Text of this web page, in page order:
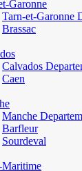
Garonne
Tarn-et-Garonne
Brassac
Calvados
Caen
Manche
Barfleur
Sourdeval
Maritime